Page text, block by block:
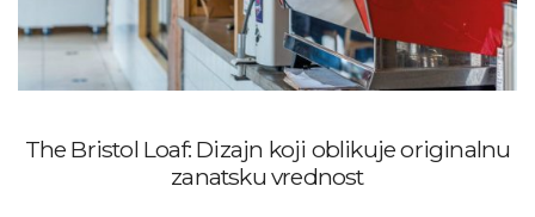
The Bristol Loaf: Dizajn koji oblikuje originalnu
zanatsku vrednost